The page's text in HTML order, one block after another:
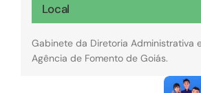
Local
Gabinete da Diretoria Administrativa
Agência de Fomento de Goiás.